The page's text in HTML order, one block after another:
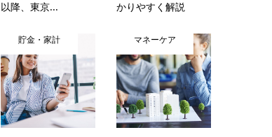
以降、東京...
かりやすく解説
貯金・家計 マネーケア